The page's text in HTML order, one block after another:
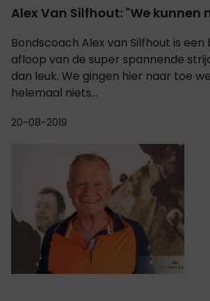
Alex Van Silfhout: "We kunnen
Bondscoach Alex van Silfhout is een
afloop van de super spannende
dan leuk. We gingen hier naar toe
helemaal niets...
20-08-2019